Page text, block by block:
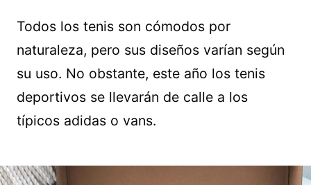
Todos los tenis son cómodos por
naturaleza, pero sus diseños varían según
su uso. No obstante, este año los tenis
deportivos se llevarán de calle a los
típicos adidas o vans.